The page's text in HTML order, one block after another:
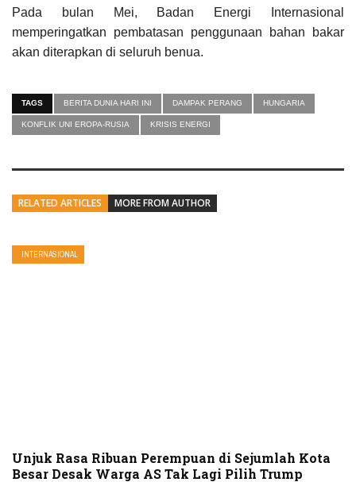
Pada bulan Mei, Badan Energi Internasional
memperingatkan pembatasan penggunaan bahan bakar
akan diterapkan di seluruh benua.
TAGS BERITA DUNIA HARI INI DAMPAK PERANG HUNGARIA
KONFLIK UNI EROPA-RUSIA KRISIS ENERGI
RELATED ARTICLES MORE FROM AUTHOR
INTERNASIONAL
Unjuk Rasa Ribuan Perempuan di Sejumlah Kota
Besar Desak Warga AS Tak Lagi Pilih Trump